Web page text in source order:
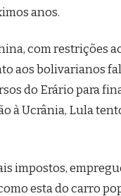
anos.
com restrições
aos bolivarianos
do Erário para
à Ucrânia, Lula
impostos,
esta do carro